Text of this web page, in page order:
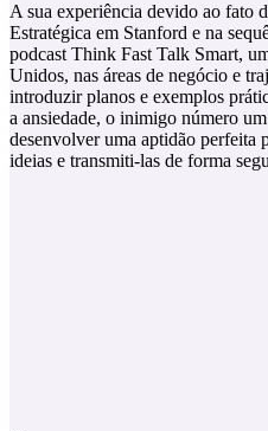
A sua experiência devido ao fato
Estratégica em Stanford e na
podcast Think Fast Talk Smart,
Unidos, nas áreas de negócio e
introduzir planos e exemplos
a ansiedade, o inimigo número
desenvolver uma aptidão perfeita
ideias e transmiti-las de forma